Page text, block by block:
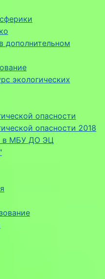
дополнительном
экологических
опасности
опасности 2018
в МБУ ДО ЭЦ